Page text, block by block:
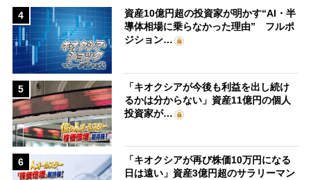
4
資産10億円超の投資家が明かす“AI・半
導体相場に乗らなかった理由” フルポ
ジション…
5
「キオクシアが今後も利益を出し続け
るかは分からない」資産11億円の個人
投資家が…
6
「キオクシアが再び株価10万円になる
日は遠い」資産3億円超のサラリーマン